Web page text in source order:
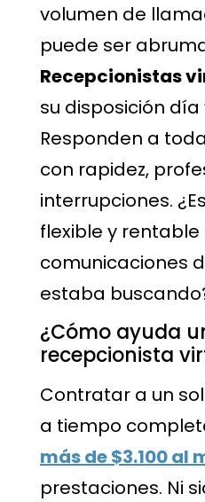
volumen de
puede ser
Recepcionistas
su disposición día
Responden a
con rapidez,
interrupciones.
flexible y
comunicaciones
estaba
¿Cómo ayuda
recepcionista
Contratar a un
a tiempo
más de $3.100 al
prestaciones. Ni